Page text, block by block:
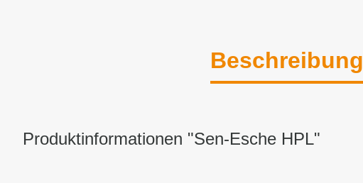
Beschreibung
Produktinformationen "Sen-Esche HPL"